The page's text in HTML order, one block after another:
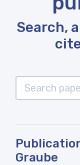
Search,
Graube